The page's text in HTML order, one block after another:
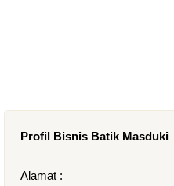
Profil Bisnis Batik Masduki
Alamat :